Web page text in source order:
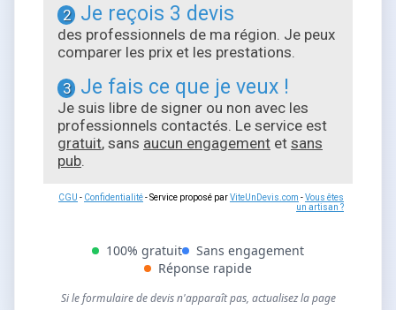
2 Je reçois 3 devis
des professionnels de ma région. Je peux
comparer les prix et les prestations.
3 Je fais ce que je veux !
Je suis libre de signer ou non avec les
professionnels contactés. Le service est
gratuit, sans aucun engagement et sans
pub.
CGU - Confidentialité- Service proposé parViteUnDevis.com -Vous êtes
un artisan ?
100% gratuit
Sans engagement
Réponse rapide
Si le formulaire de devis n'apparaît pas, actualisez la page